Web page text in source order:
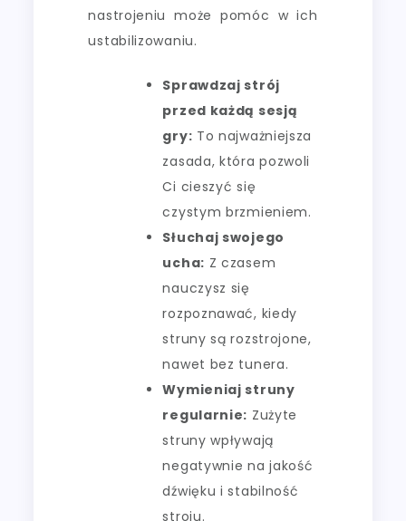
nastrojeniu może pomóc w ich
ustabilizowaniu.
Sprawdzaj strój
przed każdą sesją
gry: To najważniejsza
zasada, która pozwoli
Ci cieszyć się
czystym brzmieniem.
Słuchaj swojego
ucha: Z czasem
nauczysz się
rozpoznawać, kiedy
struny są rozstrojone,
nawet bez tunera.
Wymieniaj struny
regularnie: Zużyte
struny wpływają
negatywnie na jakość
dźwięku i stabilność
stroju.